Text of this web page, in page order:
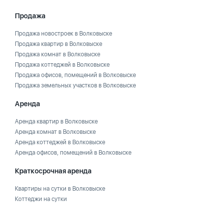
Продажа
Продажа новостроек в Волковыске
Продажа квартир в Волковыске
Продажа комнат в Волковыске
Продажа коттеджей в Волковыске
Продажа офисов, помещений в Волковыске
Продажа земельных участков в Волковыске
Аренда
Аренда квартир в Волковыске
Аренда комнат в Волковыске
Аренда коттеджей в Волковыске
Аренда офисов, помещений в Волковыске
Краткосрочная аренда
Квартиры на сутки в Волковыске
Коттеджи на сутки